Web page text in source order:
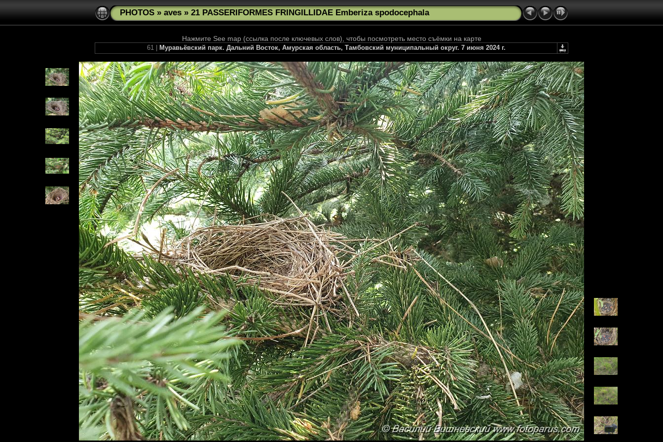
PHOTOS » aves » 21 PASSERIFORMES FRINGILLIDAE Emberiza spodocephala
Нажмите See map (ссылка после ключевых слов), чтобы посмотреть место съёмки на карте
61 | Муравьёвский парк. Дальний Восток, Амурская область, Тамбовский муниципальный округ. 7 июня 2024 г.